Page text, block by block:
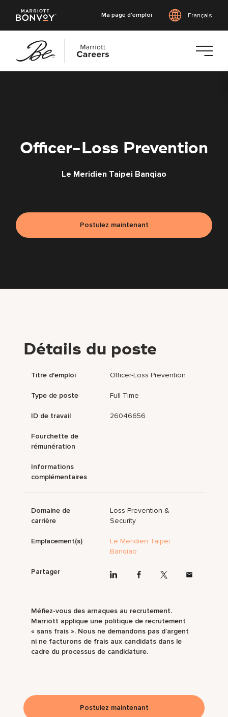
Ma page d'emploi Français
Officer-Loss Prevention
Le Meridien Taipei Banqiao
Postulez maintenant
Détails du poste
Titre d'emploi Officer-Loss Prevention
Type de poste Full Time
ID de travail 26046656
Fourchette de
rémunération
Informations
complémentaires
Domaine de
carrière
Loss Prevention &
Security
Emplacement(s)
Le Meridien Taipei
Banqiao
Partager
Méfiez-vous des arnaques au recrutement.
Marriott applique une politique de recrutement
« sans frais ». Nous ne demandons pas d’argent
ni ne facturons de frais aux candidats dans le
cadre du processus de candidature.
Postulez maintenant